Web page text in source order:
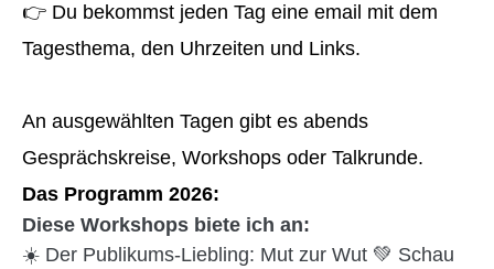
👉 Du bekommst jeden Tag eine email mit dem
Tagesthema, den Uhrzeiten und Links.
An ausgewählten Tagen gibt es abends
Gesprächskreise, Workshops oder Talkrunde.
Das Programm 2026:
Diese Workshops biete ich an:
☀️ Der Publikums-Liebling: Mut zur Wut 💚 Schau